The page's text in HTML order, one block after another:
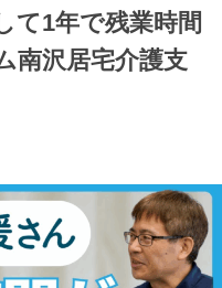
て1年で残業時間
南沢居宅介護支